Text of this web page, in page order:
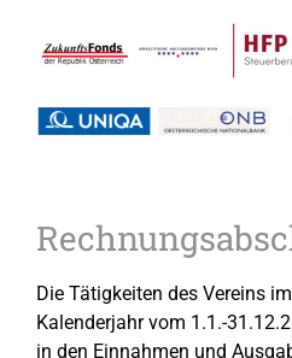
Die Tätigkeiten des Vereins
Kalenderjahr vom 1.1.-
in den Einnahmen und